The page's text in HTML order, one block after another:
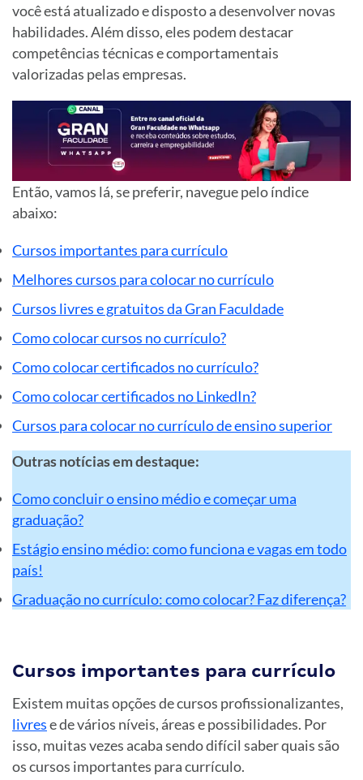
você está atualizado e disposto a desenvolver novas
habilidades. Além disso, eles podem destacar
competências técnicas e comportamentais
valorizadas pelas empresas.
Então, vamos lá, se preferir, navegue pelo índice
abaixo:
Cursos importantes para currículo
Melhores cursos para colocar no currículo
Cursos livres e gratuitos da Gran Faculdade
Como colocar cursos no currículo?
Como colocar certificados no currículo?
Como colocar certificados no LinkedIn?
Cursos para colocar no currículo de ensino superior
Outras notícias em destaque:
Como concluir o ensino médio e começar uma
graduação?
Estágio ensino médio: como funciona e vagas em todo
país!
Graduação no currículo: como colocar? Faz diferença?
Cursos importantes para currículo
Existem muitas opções de cursos profissionalizantes,
livrese de vários níveis, áreas e possibilidades. Por
isso, muitas vezes acaba sendo difícil saber quais são
os cursos importantes para currículo.